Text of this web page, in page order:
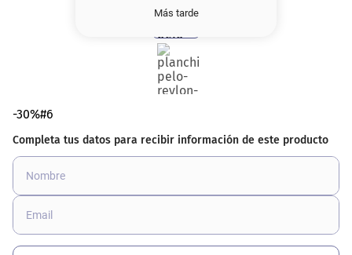
Más tarde
-30%#6